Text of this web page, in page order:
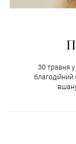
30 травня
благодійний